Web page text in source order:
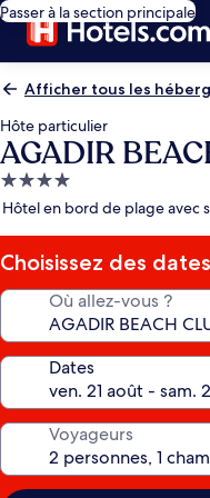
Passer à la section principale
Afficher tous les
Hôte particulier
AGADIR
Hébergement
4.0 étoiles
Hôtel en bord de plage avec
Choisissez des
Où allez-vous ?
Dates
Voyageurs